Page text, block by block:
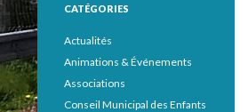
CATÉGORIES
Actualités
Animations & Événements
Associations
Conseil Municipal des Enfants